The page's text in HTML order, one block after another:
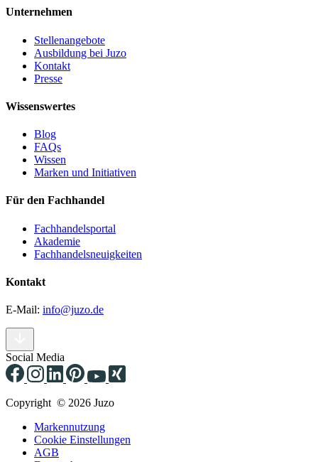
Unternehmen
Stellenangebote
Ausbildung bei Juzo
Kontakt
Presse
Wissenswertes
Blog
FAQs
Wissen
Marken und Initiativen
Für den Fachhandel
Fachhandelsportal
Akademie
Fachhandelsneuigkeiten
Kontakt
E-Mail: info@juzo.de
Social Media
Copyright © 2026 Juzo
Markennutzung
Cookie Einstellungen
AGB